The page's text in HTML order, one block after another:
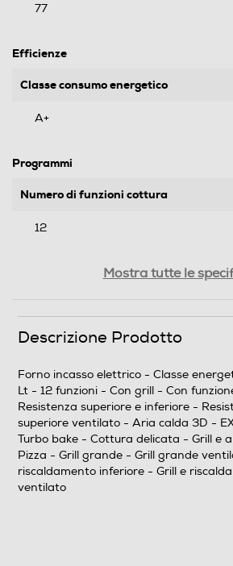
77
Efficienze
Classe consumo energetico
A+
Programmi
Numero di funzioni cottura
12
Funzioni e Plus
Grill
Termostato regolabile
Mostra tutte le
Descrizione Prodotto
Forno incasso elettrico - Classe
Lt - 12 funzioni - Con grill - Con
Resistenza superiore e inferiore -
superiore ventilato - Aria calda 3D -
Turbo bake - Cottura delicata - Grill e
Pizza - Grill grande - Grill grande
riscaldamento inferiore - Grill e
ventilato